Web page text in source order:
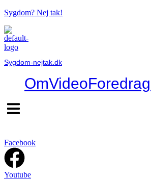
Sygdom? Nej tak!
Sygdom-nejtak.dk
OmVideoForedrag
Hamburger
Toggle
Facebook
Youtube